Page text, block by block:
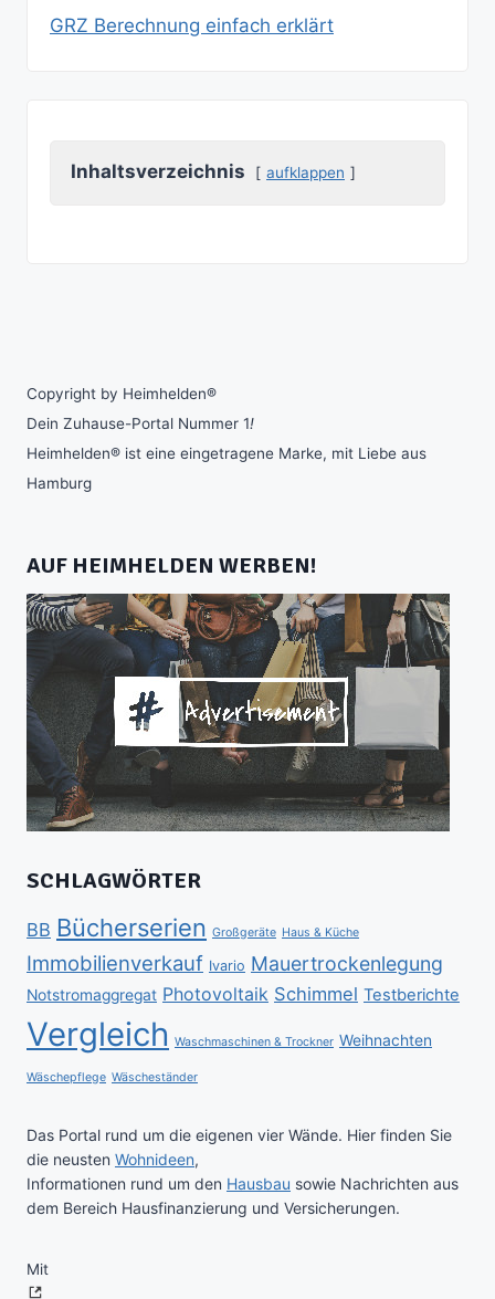
GRZ Berechnung einfach erklärt
Inhaltsverzeichnis aufklappen
Copyright by Heimhelden®
Dein Zuhause-Portal Nummer 1!
Heimhelden® ist eine eingetragene Marke, mit Liebe aus
Hamburg
AUF HEIMHELDEN WERBEN!
SCHLAGWÖRTER
BB Bücherserien Großgeräte Haus & Küche
Immobilienverkauf Ivario Mauertrockenlegung
Notstromaggregat Photovoltaik Schimmel Testberichte
Vergleich Waschmaschinen & Trockner Weihnachten
Wäschepflege Wäscheständer
Das Portal rund um die eigenen vier Wände. Hier finden Sie
die neusten Wohnideen,
Informationen rund um den Hausbau sowie Nachrichten aus
dem Bereich Hausfinanzierung und Versicherungen.
Mit